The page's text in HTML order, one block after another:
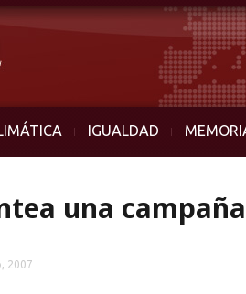
IGUALDAD
una
2007